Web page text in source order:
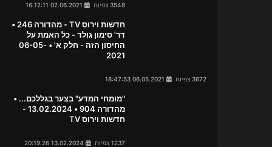
3548 צפיות
חדשות וירוס TV - מהדורה 246 •
דר' סימון גולד - כל האמת על
החיסון הזה - חלק א' • 06-05-
2021
3672 צפיות
"מומחי המדע" בצער בגללכם... •
מהדורה 904 • 13.02.2024 -
חדשות וירוס TV
1237 צפיות